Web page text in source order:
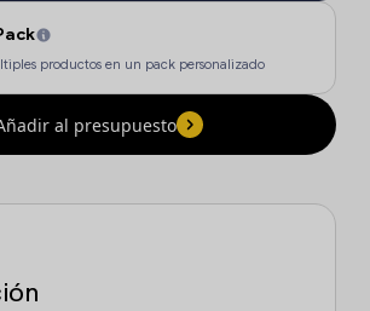
productos en un pack personalizado
al presupuesto